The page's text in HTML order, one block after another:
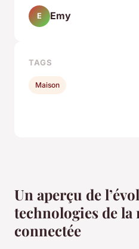
Un aperçu de
technologies de la
connectée
E Emy
TAGS
Maison